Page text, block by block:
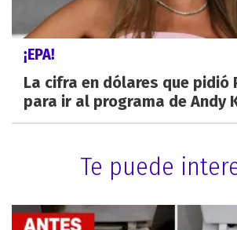
¡EPA!
La cifra en dólares que pidió
para ir al programa de Andy
Te puede